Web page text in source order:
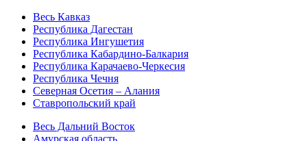
Весь Кавказ
Республика Дагестан
Республика Ингушетия
Республика Кабардино-Балкария
Республика Карачаево-Черкесия
Республика Чечня
Северная Осетия – Алания
Ставропольский край
Весь Дальний Восток
Амурская область